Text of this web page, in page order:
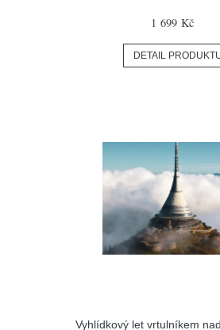
1 699 Kč
DETAIL
Vyhlídkový let vrtulníkem